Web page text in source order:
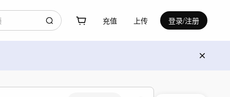
充值 上传 登录/注册